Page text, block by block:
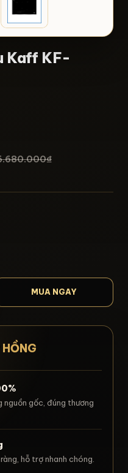
Kaff KF-
MUA NGAY
nguồn gốc, đúng thương
hỗ trợ nhanh chóng.